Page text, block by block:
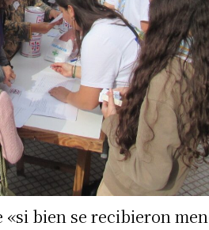
gratis
correo electrónico*
bien se recibieron